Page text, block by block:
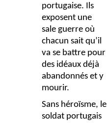
portugaise. Ils
exposent une
sale guerre où
chacun sait qu’il
va se battre pour
des idéaux déjà
abandonnés et y
mourir.
Sans héroïsme, le
soldat portugais